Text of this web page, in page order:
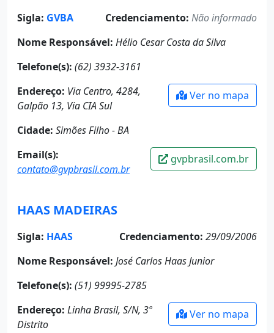
Sigla: GVBA Credenciamento: Não informado
Nome Responsável: Hélio Cesar Costa da Silva
Telefone(s): (62) 3932-3161
Endereço: Via Centro, 4284,
Galpão 13, Via CIA Sul
Cidade: Simões Filho - BA
Ver no mapa
Email(s):
contato@gvpbrasil.com.br
gvpbrasil.com.br
HAAS MADEIRAS
Sigla: HAAS Credenciamento: 29/09/2006
Nome Responsável: José Carlos Haas Junior
Telefone(s): (51) 99995-2785
Endereço: Linha Brasil, S/N, 3º
Distrito
Ver no mapa